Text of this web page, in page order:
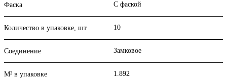
Фаска С фаской
Количество в упаковке, шт 10
Соединение Замковое
М² в упаковке 1.892